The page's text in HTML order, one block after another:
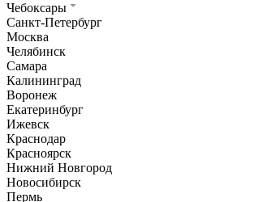
Чебоксары
Санкт-Петербург
Москва
Челябинск
Самара
Калининград
Воронеж
Екатеринбург
Ижевск
Краснодар
Красноярск
Нижний Новгород
Новосибирск
Пермь